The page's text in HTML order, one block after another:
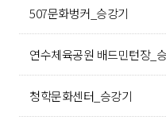
507문화벙커_승강기
연수체육공원 배드민턴장_
청학문화센터_승강기